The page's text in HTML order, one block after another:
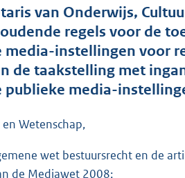
t
a
n
d
s
o
van Onderwijs,
regels voor de
instellingen voor
de taakstelling met
media-
Wetenschap,
wet bestuursrecht en de
de Mediawet 2008;